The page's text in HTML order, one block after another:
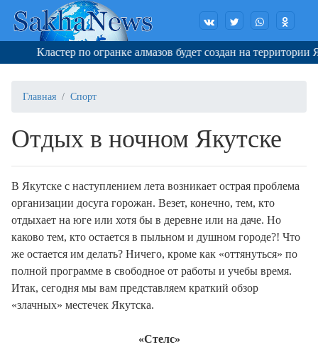
Кластер по огранке алмазов будет создан на территории
Главная Спорт
Отдых в ночном Якутске
В Якутске с наступлением лета возникает острая проблема
организации досуга горожан. Везет, конечно, тем, кто
отдыхает на юге или хотя бы в деревне или на даче. Но
каково тем, кто остается в пыльном и душном городе?! Что
же остается им делать? Ничего, кроме как «оттянуться» по
полной программе в свободное от работы и учебы время.
Итак, сегодня мы вам представляем краткий обзор
«злачных» местечек Якутска.
«Стелс»